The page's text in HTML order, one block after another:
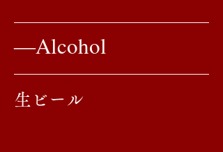
​―Alcohol
生ビール